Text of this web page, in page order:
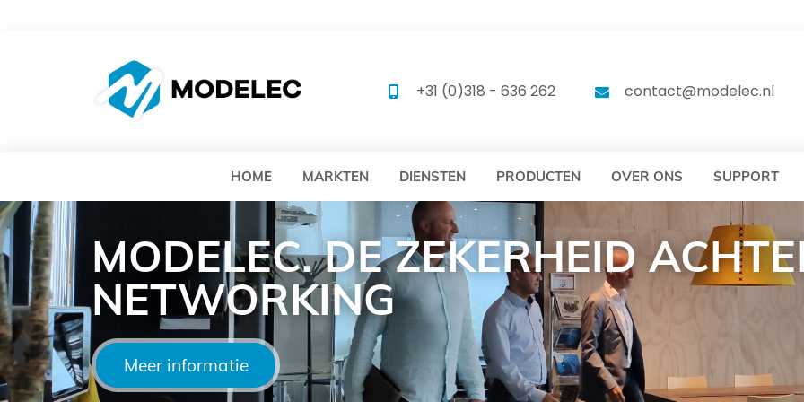
MODELEC MODELEC
+31 (0)318 - 636 262 contact@modelec.nl
HOME MARKTEN DIENSTEN PRODUCTEN OVER ONS SUPPORT
MODELEC. DE ZEKERHEID
NETWORKING
Meer informatie